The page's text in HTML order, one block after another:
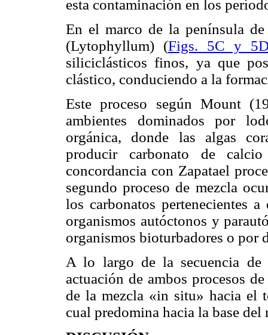
esta contaminación en los
En el marco de la península de
(Lytophyllum) (Figs. 5C y
siliciclásticos finos, ya que
clástico, conduciendo a la
Este proceso según Mount
ambientes dominados por
orgánica, donde las algas
producir carbonato de
concordancia con Zapatael
segundo proceso de mezcla
los carbonatos pertenecientes a
organismos autóctonos y
organismos bioturbadores o por
A lo largo de la secuencia de
actuación de ambos procesos
de la mezcla «in situ» hacia el
cual predomina hacia la base